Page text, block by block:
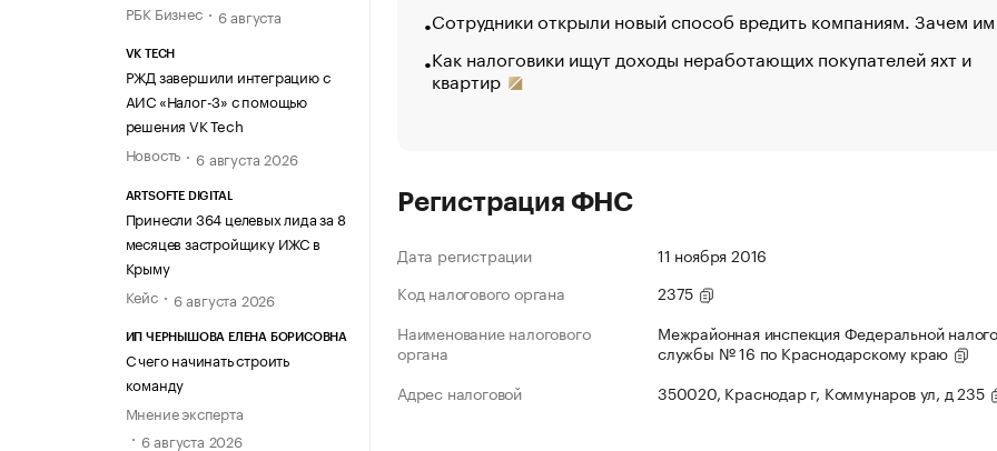
РБК Бизнес
6 августа
VK TECH
РЖД завершили интеграцию с
АИС «Налог-3» с помощью
решения VK Tech
Новость
6 августа 2026
ARTSOFTE DIGITAL
Принесли 364 целевых лида за 8
месяцев застройщику ИЖС в
Крыму
Кейс
6 августа 2026
ИП ЧЕРНЫШОВА ЕЛЕНА БОРИСОВНА
С чего начинать строить
команду
Мнение эксперта
6 августа 2026
Сотрудники открыли новый способ вредить компаниям. Зачем
Как налоговики ищут доходы неработающих покупателей яхт и
квартир
Регистрация ФНС
Дата регистрации
11 ноября 2016
Код налогового органа
2375
Наименование налогового
органа
Межрайонная инспекция Федеральной
службы № 16 по Краснодарскому краю
Адрес налоговой
350020, Краснодар г, Коммунаров ул, д 235